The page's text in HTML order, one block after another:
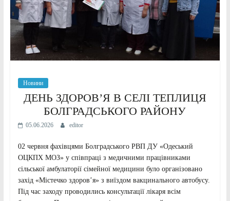
Новини
ДЕНЬ ЗДОРОВ’Я В СЕЛІ ТЕПЛИЦЯ
БОЛГРАДСЬКОГО РАЙОНУ
05.06.2026 editor
02 червня фахівцями Болградського РВП ДУ «Одеський
ОЦКПХ МОЗ» у співпраці з медичними працівниками
сільської амбулаторії сімейної медицини було організовано
захід «Містечко здоров’я» з виїздом вакцинального автобусу.
Під час заходу проводились консультації лікаря всім